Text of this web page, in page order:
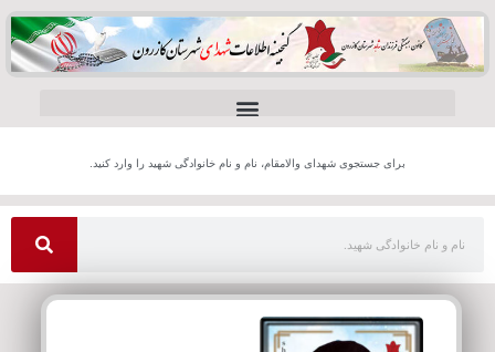
برای جستجوی شهدای والامقام، نام و نام خانوادگی شهید را وارد کنید.